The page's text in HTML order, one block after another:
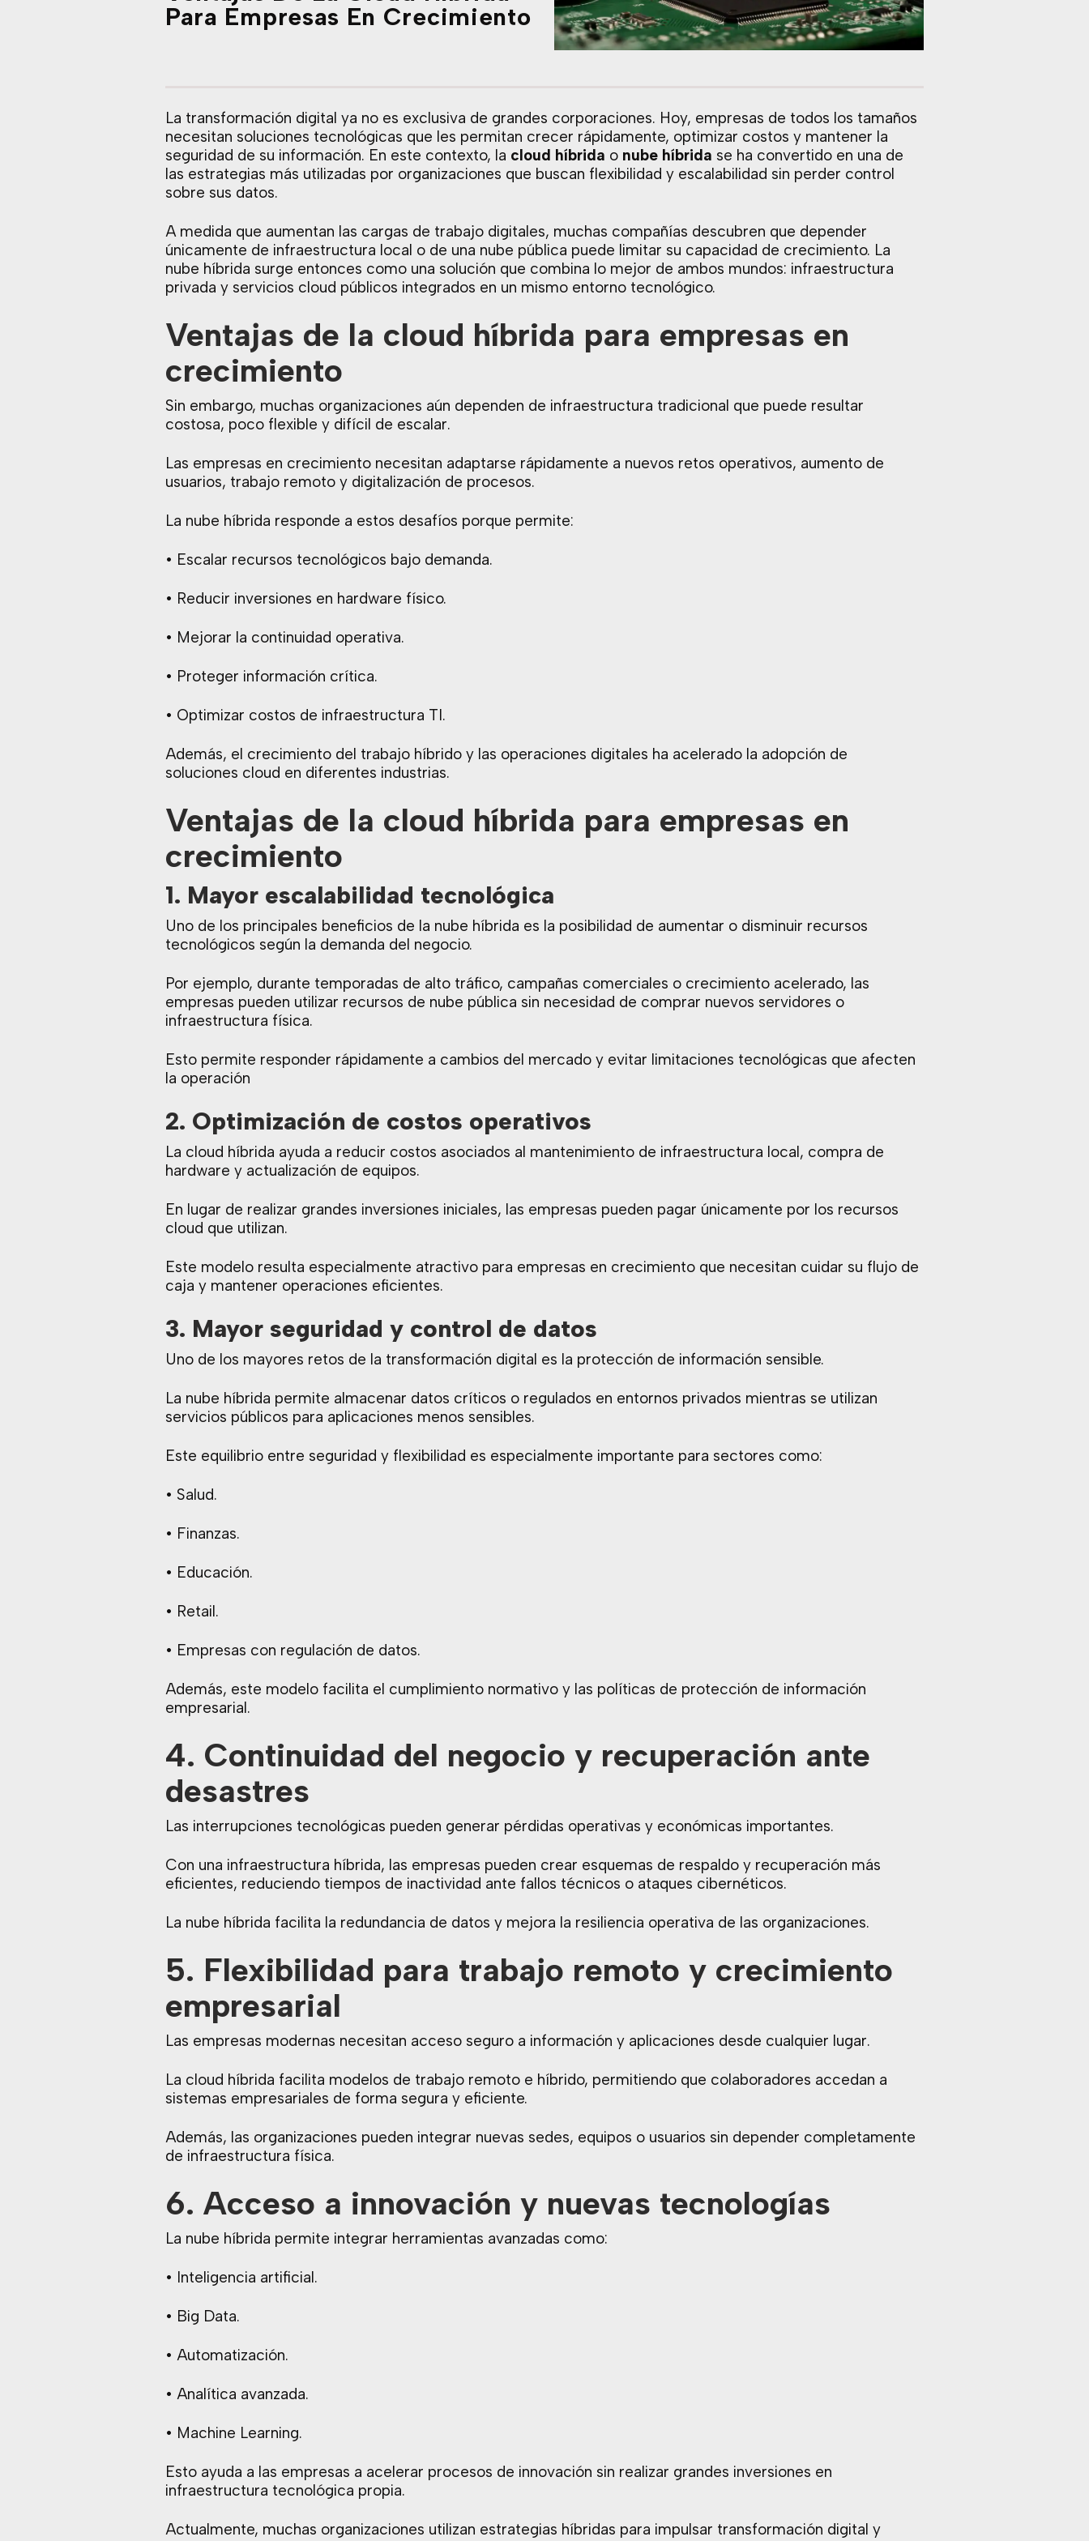
Para Empresas En Crecimiento
La transformación digital ya no es exclusiva de grandes corporaciones. Hoy, empresas de todos los tamaños
necesitan soluciones tecnológicas que les permitan crecer rápidamente, optimizar costos y mantener la
seguridad de su información. En este contexto, la cloud híbrida o nube híbrida se ha convertido en una de
las estrategias más utilizadas por organizaciones que buscan flexibilidad y escalabilidad sin perder control
sobre sus datos.
A medida que aumentan las cargas de trabajo digitales, muchas compañías descubren que depender
únicamente de infraestructura local o de una nube pública puede limitar su capacidad de crecimiento. La
nube híbrida surge entonces como una solución que combina lo mejor de ambos mundos: infraestructura
privada y servicios cloud públicos integrados en un mismo entorno tecnológico.
Ventajas de la cloud híbrida para empresas en
crecimiento
Sin embargo, muchas organizaciones aún dependen de infraestructura tradicional que puede resultar
costosa, poco flexible y difícil de escalar.
Las empresas en crecimiento necesitan adaptarse rápidamente a nuevos retos operativos, aumento de
usuarios, trabajo remoto y digitalización de procesos.
La nube híbrida responde a estos desafíos porque permite:
• Escalar recursos tecnológicos bajo demanda.
• Reducir inversiones en hardware físico.
• Mejorar la continuidad operativa.
• Proteger información crítica.
• Optimizar costos de infraestructura TI.
Además, el crecimiento del trabajo híbrido y las operaciones digitales ha acelerado la adopción de
soluciones cloud en diferentes industrias.
Ventajas de la cloud híbrida para empresas en
crecimiento
1. Mayor escalabilidad tecnológica
Uno de los principales beneficios de la nube híbrida es la posibilidad de aumentar o disminuir recursos
tecnológicos según la demanda del negocio.
Por ejemplo, durante temporadas de alto tráfico, campañas comerciales o crecimiento acelerado, las
empresas pueden utilizar recursos de nube pública sin necesidad de comprar nuevos servidores o
infraestructura física.
Esto permite responder rápidamente a cambios del mercado y evitar limitaciones tecnológicas que afecten
la operación
2. Optimización de costos operativos
La cloud híbrida ayuda a reducir costos asociados al mantenimiento de infraestructura local, compra de
hardware y actualización de equipos.
En lugar de realizar grandes inversiones iniciales, las empresas pueden pagar únicamente por los recursos
cloud que utilizan.
Este modelo resulta especialmente atractivo para empresas en crecimiento que necesitan cuidar su flujo de
caja y mantener operaciones eficientes.
3. Mayor seguridad y control de datos
Uno de los mayores retos de la transformación digital es la protección de información sensible.
La nube híbrida permite almacenar datos críticos o regulados en entornos privados mientras se utilizan
servicios públicos para aplicaciones menos sensibles.
Este equilibrio entre seguridad y flexibilidad es especialmente importante para sectores como:
• Salud.
• Finanzas.
• Educación.
• Retail.
• Empresas con regulación de datos.
Además, este modelo facilita el cumplimiento normativo y las políticas de protección de información
empresarial.
4. Continuidad del negocio y recuperación ante
desastres
Las interrupciones tecnológicas pueden generar pérdidas operativas y económicas importantes.
Con una infraestructura híbrida, las empresas pueden crear esquemas de respaldo y recuperación más
eficientes, reduciendo tiempos de inactividad ante fallos técnicos o ataques cibernéticos.
La nube híbrida facilita la redundancia de datos y mejora la resiliencia operativa de las organizaciones.
5. Flexibilidad para trabajo remoto y crecimiento
empresarial
Las empresas modernas necesitan acceso seguro a información y aplicaciones desde cualquier lugar.
La cloud híbrida facilita modelos de trabajo remoto e híbrido, permitiendo que colaboradores accedan a
sistemas empresariales de forma segura y eficiente.
Además, las organizaciones pueden integrar nuevas sedes, equipos o usuarios sin depender completamente
de infraestructura física.
6. Acceso a innovación y nuevas tecnologías
La nube híbrida permite integrar herramientas avanzadas como:
• Inteligencia artificial.
• Big Data.
• Automatización.
• Analítica avanzada.
• Machine Learning.
Esto ayuda a las empresas a acelerar procesos de innovación sin realizar grandes inversiones en
infraestructura tecnológica propia.
Actualmente, muchas organizaciones utilizan estrategias híbridas para impulsar transformación digital y